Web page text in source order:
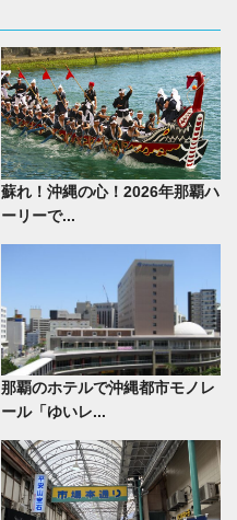
蘇れ！沖縄の心！2026年那覇ハ
ーリーで...
那覇のホテルで沖縄都市モノレ
ール「ゆいレ...